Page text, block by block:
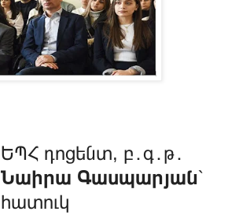
ԵՊՀ դոցենտ, բ․գ․թ․
Նաիրա Գասպարյան՝
հատուկ